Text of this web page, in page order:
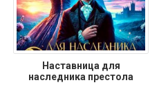
Наставница для
наследника престола